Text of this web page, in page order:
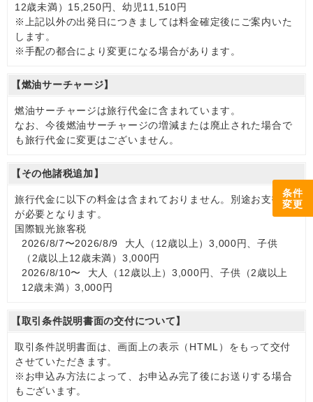
条件
変更
12歳未満）15,250円、幼児11,510円
※上記以外の出発日につきましては料金確定後にご案内いた
します。
※手配の都合により変更になる場合があります。
【燃油サーチャージ】
燃油サーチャージは旅行代金に含まれています。
なお、今後燃油サーチャージの増減または廃止された場合で
も旅行代金に変更はございません。
【その他諸税追加】
旅行代金に以下の料金は含まれておりません。別途お支払い
が必要となります。
国際観光旅客税
2026/8/7〜2026/8/9 大人（12歳以上）3,000円、子供
（2歳以上12歳未満）3,000円
2026/8/10〜 大人（12歳以上）3,000円、子供（2歳以上
12歳未満）3,000円
【取引条件説明書面の交付について】
取引条件説明書面は、画面上の表示（HTML）をもって交付
させていただきます。
※お申込み方法によって、お申込み完了後にお送りする場合
もございます。